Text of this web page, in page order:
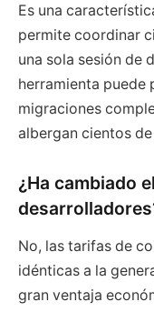
Es una
permite coordinar
una sola sesión de
herramienta puede
migraciones
albergan cientos
¿Ha cambiado
No, las tarifas de
idénticas a la
gran ventaja